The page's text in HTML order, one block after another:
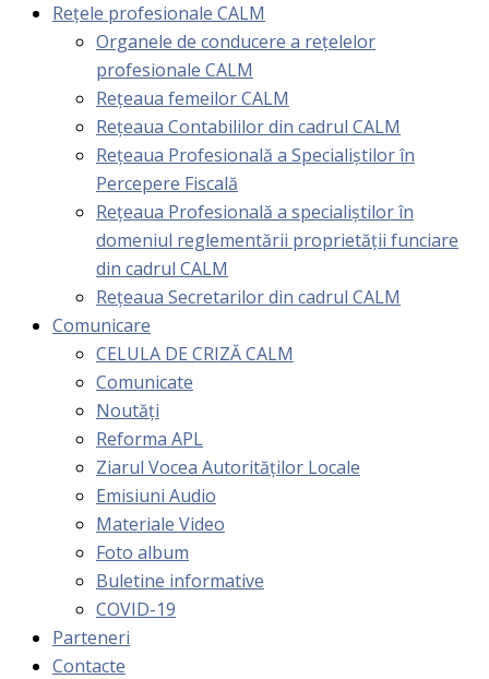
Rețele profesionale CALM
Organele de conducere a rețelelor
profesionale CALM
Rețeaua femeilor CALM
Rețeaua Contabililor din cadrul CALM
Rețeaua Profesională a Specialiștilor în
Percepere Fiscală
Reţeaua Profesională a specialiştilor în
domeniul reglementării proprietăţii funciare
din cadrul CALM
Rețeaua Secretarilor din cadrul CALM
Comunicare
CELULA DE CRIZĂ CALM
Comunicate
Noutăți
Reforma APL
Ziarul Vocea Autorităților Locale
Emisiuni Audio
Materiale Video
Foto album
Buletine informative
COVID-19
Parteneri
Contacte